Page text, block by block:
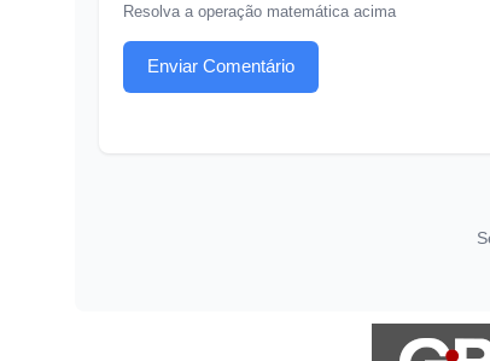
Resolva a operação matemática acima
Enviar Comentário